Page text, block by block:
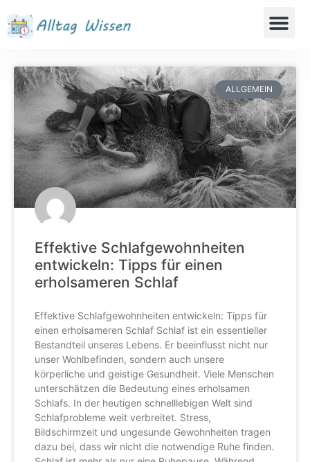
ALLGEMEIN
Effektive Schlafgewohnheiten
entwickeln: Tipps für einen
erholsameren Schlaf
Effektive Schlafgewohnheiten entwickeln: Tipps für
einen erholsameren Schlaf Schlaf ist ein essentieller
Bestandteil unseres Lebens. Er beeinflusst nicht nur
unser Wohlbefinden, sondern auch unsere
körperliche und geistige Gesundheit. Viele Menschen
unterschätzen die Bedeutung eines erholsamen
Schlafs. In der heutigen schnelllebigen Welt sind
Schlafprobleme weit verbreitet. Stress,
Bildschirmzeit und ungesunde Gewohnheiten tragen
dazu bei, dass wir nicht die notwendige Ruhe finden.